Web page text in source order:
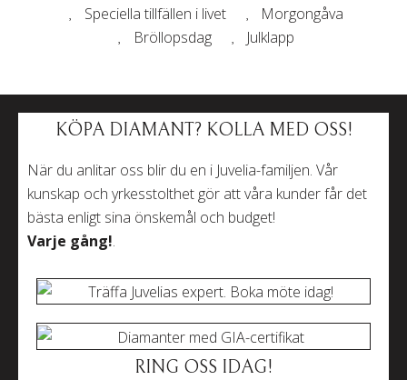
Speciella tillfällen i livet
Morgongåva
Bröllopsdag
Julklapp
KÖPA DIAMANT? KOLLA MED OSS!
När du anlitar oss blir du en i Juvelia-familjen. Vår
kunskap och yrkesstolthet gör att våra kunder får det
bästa enligt sina önskemål och budget!
Varje gång!.
RING OSS IDAG!